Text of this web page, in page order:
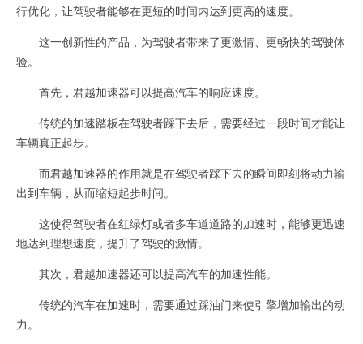
行优化，让驾驶者能够在更短的时间内达到更高的速度。
这一创新性的产品，为驾驶者带来了更激情、更畅快的驾驶体
验。
首先，君越加速器可以提高汽车的响应速度。
传统的加速踏板在驾驶者踩下去后，需要经过一段时间才能让
车辆真正起步。
而君越加速器的作用就是在驾驶者踩下去的瞬间即刻将动力输
出到车辆，从而缩短起步时间。
这使得驾驶者在红绿灯或者多车道道路的加速时，能够更迅速
地达到理想速度，提升了驾驶的激情。
其次，君越加速器还可以提高汽车的加速性能。
传统的汽车在加速时，需要通过踩油门来使引擎增加输出的动
力。